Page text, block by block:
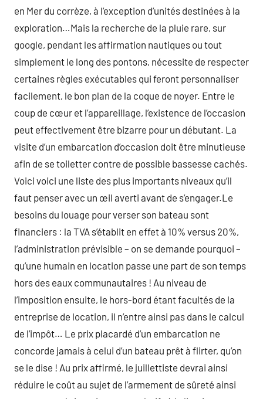
en Mer du corrèze, à l’exception d’unités destinées à la
exploration…Mais la recherche de la pluie rare, sur
google, pendant les affirmation nautiques ou tout
simplement le long des pontons, nécessite de respecter
certaines règles exécutables qui feront personnaliser
facilement, le bon plan de la coque de noyer. Entre le
coup de cœur et l’appareillage, l’existence de l’occasion
peut effectivement être bizarre pour un débutant. La
visite d’un embarcation d’occasion doit être minutieuse
afin de se toiletter contre de possible bassesse cachés.
Voici voici une liste des plus importants niveaux qu’il
faut penser avec un œil averti avant de s’engager.Le
besoins du louage pour verser son bateau sont
financiers : la TVA s’établit en effet à 10% versus 20%,
l’administration prévisible – on se demande pourquoi –
qu’une humain en location passe une part de son temps
hors des eaux communautaires ! Au niveau de
l’imposition ensuite, le hors-bord étant facultés de la
entreprise de location, il n’entre ainsi pas dans le calcul
de l’impôt… Le prix placardé d’un embarcation ne
concorde jamais à celui d’un bateau prêt à flirter, qu’on
se le dise ! Au prix affirmé, le juillettiste devrai ainsi
réduire le coût au sujet de l’armement de sûreté ainsi